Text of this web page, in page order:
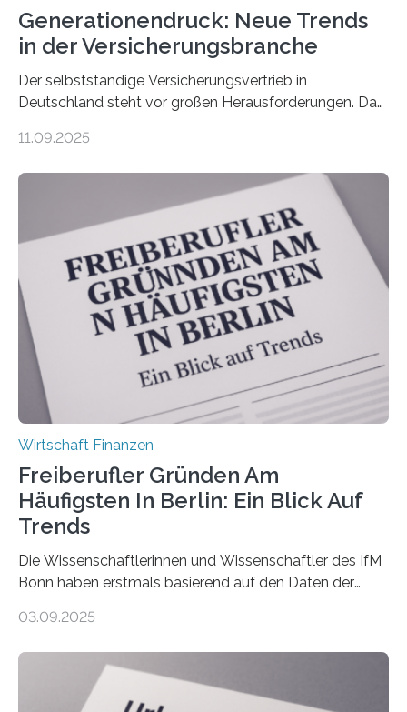
Generationendruck: Neue Trends
in der Versicherungsbranche
Der selbstständige Versicherungsvertrieb in
Deutschland steht vor großen Herausforderungen. Das
Dr. Matthias Beenken und Prof. Dr. Lukas Linnenbrink
Bundesverbands Deutscher Versicherungskaufleute e.V.
durchgeführt haben. Die Studie basiert auf den
Antworten von 1.440 selbstständigen
Versicherungsvertreter*innen und -makler*innen. Ein
Ergebnis: Deutlich mehr als die Hälfte der Befragten ist
über 50 Jahre alt und wird in den nächsten Jahren eine
Nachfolgeregelung benötigen. Aber nur ein Drittel hat
bereits Regelungen…
11.09.2025
Wirtschaft Finanzen
Freiberufler Gründen Am
Häufigsten In Berlin: Ein Blick Auf
Trends
Die Wissenschaftlerinnen und Wissenschaftler des IfM
Bonn haben erstmals basierend auf den Daten der
Landkreise mit den meisten Gründungen von
ist demnach Berlin. Betrachtet man nur die Gründungen
der Freiberuflerinnen, so liegt Leipzig an der Spitze. In
03.09.2025